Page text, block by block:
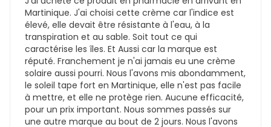
Martinique. J'ai choisi cette crème car l'indice est
élevé, elle devait être résistante à l'eau, à la
transpiration et au sable. Soit tout ce qui
caractérise les îles. Et Aussi car la marque est
réputé. Franchement je n'ai jamais eu une crème
solaire aussi pourri. Nous l'avons mis abondamment,
le soleil tape fort en Martinique, elle n'est pas facile
à mettre, et elle ne protège rien. Aucune efficacité,
pour un prix important. Nous sommes passés sur
une autre marque au bout de 2 jours. Nous l'avons